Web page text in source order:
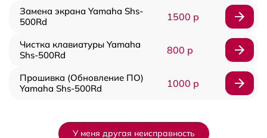
Замена экрана Yamaha Shs-
500Rd
1500 р
Чистка клавиатуры Yamaha
Shs-500Rd
800 р
Прошивка (Обновление ПО)
Yamaha Shs-500Rd
1000 р
У меня другая неисправность